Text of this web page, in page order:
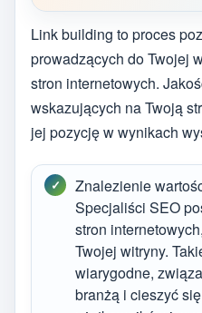
Link building to proces
prowadzących do Twojej
stron internetowych.
wskazujących na Twoją
jej pozycję w wynikach
Znalezienie
Specjaliści SEO
stron
Twojej witryny.
wiarygodne,
branżą i cieszyć